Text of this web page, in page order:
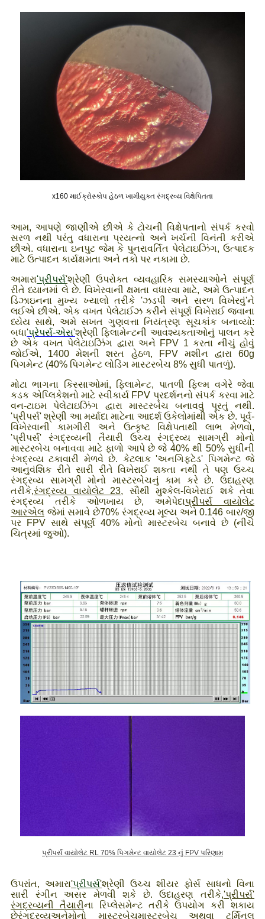
x160 માઈક્રોસ્કોપ હેઠળ ખામીયુક્ત રંગદ્રવ્ય વિક્ષેપિતતા
આમ, આપણે જાણીએ છીએ કે ટોચની વિક્ષેપતાનો સંપર્ક કરવો
સરળ નથી પરંતુ વધારાના પ્રયત્નો અને ખર્ચની વિનંતી કરીએ
છીએ. વધારાના ઇનપુટ જેમ કે પુનરાવર્તિત પેલેટાઇઝિંગ, ઉત્પાદક
માટે ઉત્પાદન કાર્યક્ષમતા અને તકો પર નકામા છે.
અમારા'પ્રીપર્સ'શ્રેણી ઉપરોક્ત વ્યવહારિક સમસ્યાઓને સંપૂર્ણ
રીતે ધ્યાનમાં લે છે. વિખેરવાની ક્ષમતા વધારવા માટે, અમે ઉત્પાદન
ડિઝાઇનના મુખ્ય ખ્યાલો તરીકે 'ઝડપી અને સરળ વિખેરવું'ને
લઈએ છીએ. એક વખત પેલેટાઈઝ કરીને સંપૂર્ણ વિખેરાઈ જવાના
ધ્યેય સાથે, અમે સખત ગુણવત્તા નિયંત્રણ સૂચકાંક બનાવ્યો:
બધા'પ્રેપર્સ-એસ'શ્રેણી ફિલામેન્ટની આવશ્યકતાઓનું પાલન કરે
છે એક વખત પેલેટાઇઝિંગ દ્વારા અને FPV 1 કરતા નીચું હોવું
જોઈએ, 1400 મેશની શરત હેઠળ, FPV મશીન દ્વારા 60g
પિગમેન્ટ (40% પિગમેન્ટ લોડિંગ માસ્ટરબેચ 8% સુધી પાતળું).
મોટા ભાગના કિસ્સાઓમાં, ફિલામેન્ટ, પાતળી ફિલ્મ વગેરે જેવા
કડક એપ્લિકેશનો માટે સ્વીકાર્ય FPV પ્રદર્શનનો સંપર્ક કરવા માટે
વન-ટાઇમ પેલેટાઇઝિંગ દ્વારા માસ્ટરબેચ બનાવવું પૂરતું નથી.
'પ્રીપર્સ' શ્રેણી આ મર્યાદા માટેના આદર્શ ઉકેલોમાંથી એક છે. પૂર્વ-
વિખેરવાની કામગીરી અને ઉત્કૃષ્ટ વિક્ષેપતાથી લાભ મેળવો,
'પ્રીપર્સ' રંગદ્રવ્યની તૈયારી ઉચ્ચ રંગદ્રવ્ય સામગ્રી મોનો
માસ્ટરબેચ બનાવવા માટે ફાળો આપે છે જે 40% થી 50% સુધીની
રંગદ્રવ્ય ટકાવારી મેળવે છે. કેટલાક 'અનગિફ્ટેડ' પિગમેન્ટ જે
આનુવંશિક રીતે સારી રીતે વિખેરાઈ શકતા નથી તે પણ ઉચ્ચ
રંગદ્રવ્ય સામગ્રી મોનો માસ્ટરબેચનું કામ કરે છે. ઉદાહરણ
તરીકે,રંગદ્રવ્ય વાયોલેટ 23, સૌથી મુશ્કેલ-વિખેરાઈ શકે તેવા
રંગદ્રવ્ય તરીકે ઓળખાય છે, અમેપેદાપ્રીપર્સ વાયોલેટ
આરએલ જેમાં સમાવે છે70% રંગદ્રવ્ય મૂલ્ય અને 0.146 બાર/જી
પર FPV સાથે સંપૂર્ણ 40% મોનો માસ્ટરબેચ બનાવે છે (નીચે
ચિત્રમાં જુઓ).
પ્રીપર્સ વાયોલેટ RL 70% પિગમેન્ટ વાયોલેટ 23 નું FPV પરિણામ
ઉપરાંત, અમારા'પ્રીપર્સ'શ્રેણી ઉચ્ચ શીયર ફોર્સ સાધનો વિના
સારી રંગીન અસર મેળવી શકે છે. ઉદાહરણ તરીકે,'પ્રીપર્સ'
રંગદ્રવ્યની તૈયારીના રિપ્લેસમેન્ટ તરીકે ઉપયોગ કરી શકાય
છેરંગદ્રવ્યઅનેમોનો માસ્ટરબેચમાસ્ટરબેચ અથવા ટર્મિનલ